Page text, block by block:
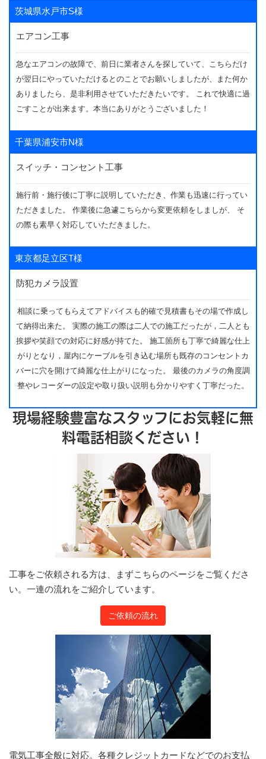
茨城県水戸市S様
エアコン工事
急なエアコンの故障で、前日に業者さんを探していて、こちらだけ
が翌日にやっていただけるとのことでお願いしましたが、また何か
ありましたら、是非利用させていただきたいです。 これで快適に過
ごすことが出来ます。本当にありがとうございました！
千葉県浦安市N様
スイッチ・コンセント工事
施行前・施行後に丁寧に説明していただき、作業も迅速に行ってい
ただきました。 作業後に急遽こちらから変更依頼をしましが、 そ
の際も素早く対応していただきました。
東京都足立区T様
防犯カメラ設置
相談に乗ってもらえてアドバイスも的確で見積書もその場で作成し
て納得出来た。 実際の施工の際は二人での施工だったが，二人とも
挨拶や笑顔での対応に好感が持てた。 施工箇所も丁寧で綺麗な仕上
がりとなり，屋内にケーブルを引き込む場所も既存のコンセントカ
バーに穴を開けて綺麗な仕上がりになった。 最後のカメラの角度調
整やレコーダーの設定や取り扱い説明も分かりやすく丁寧だった。
現場経験豊富なスタッフにお気軽に無
料電話相談ください！
工事をご依頼される方は、まずこちらのページをご覧くださ
い。一連の流れをご紹介しています。
ご依頼の流れ
電気工事全般に対応。各種クレジットカードなどでのお支払